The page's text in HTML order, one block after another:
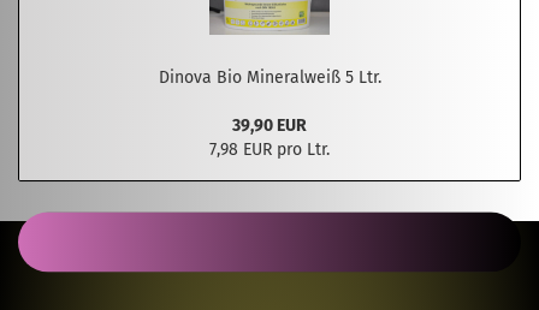
Dinova Bio Mineralweiß 5 Ltr.
39,90 EUR
7,98 EUR pro Ltr.